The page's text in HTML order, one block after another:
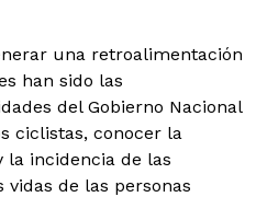
una retroalimentación
han sido las
del Gobierno Nacional
ciclistas, conocer la
la incidencia de las
de las personas